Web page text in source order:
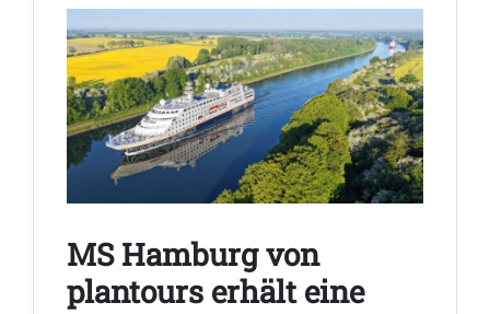
MS Hamburg von
plantours erhält eine